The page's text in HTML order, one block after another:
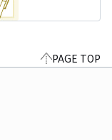
PAGE TOP